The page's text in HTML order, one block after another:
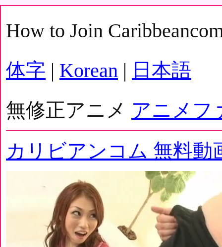
How to Join
体字 | Korean | 日本語
無修正アニメ アニメフ
カリビアンコム 無料動